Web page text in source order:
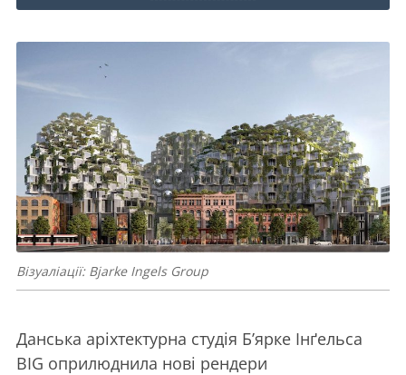
Візуаліації: Bjarke Ingels Group
Данська аріхтектурна студія Б’ярке Інґельса
BIG оприлюднила нові рендери